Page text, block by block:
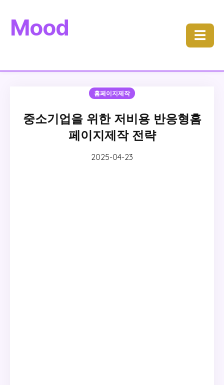
Mood ☰
홈페이지제작
중소기업을 위한 저비용 반응형홈
페이지제작 전략
2025-04-23